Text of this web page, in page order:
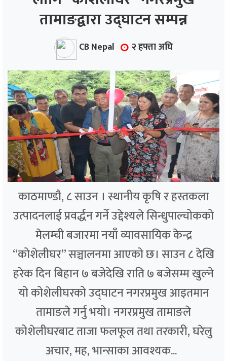
तामाङद्वारा उद्घाटन सम्पन्न
CB Nepal २ हफ्ता अघि
काठमाण्डौ, ८ साउन । स्थानीय कृषि र हस्तकला
उत्पादनलाई प्रवर्द्धन गर्ने उद्देश्यले सिन्धुपाल्चोकको
मेलम्ची बजारमा नयाँ व्यावसायिक केन्द्र
“कोशेलीघर” सञ्चालनमा आएको छ। साउन ८ देखि
हरेक दिन बिहान ७ बजेदेखि राति ७ बजेसम्म खुल्ने
यो कोशेलीघरको उद्घाटन नगरप्रमुख आइतमान
तामाङले गर्नु भयो। नगरप्रमुख तामाङले
कोशेलीघरबाट ताजा फलफूल तथा तरकारी, घरेलु
अचार, मह, भान्साका आवश्यक...